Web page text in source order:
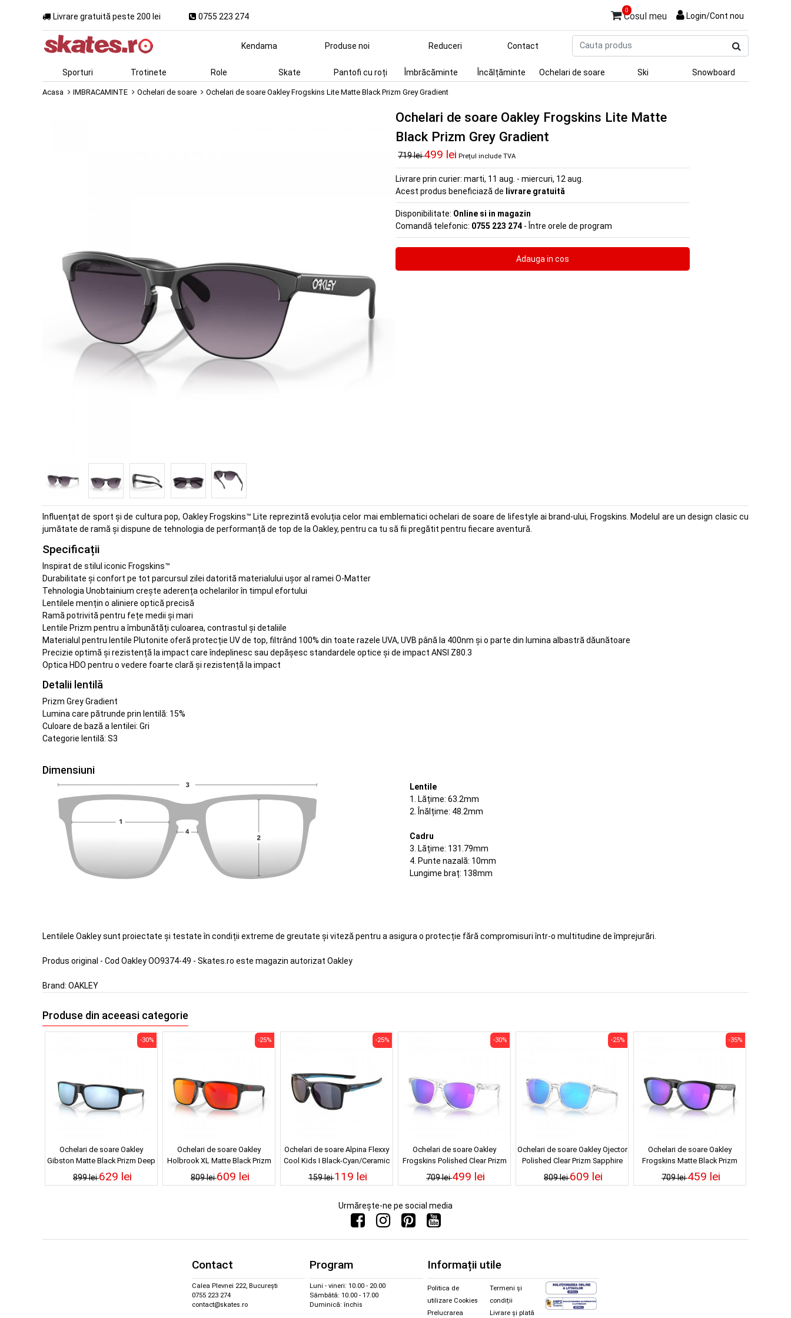
Livrare gratuită peste 200 lei 0755 223 274
0
Cosul meu Login/Cont nou
produs
Kendama Produse noi Reduceri Contact
Sporturi Trotinete Role Skate Pantofi cu roți Îmbrăcăminte Încălțăminte Ochelari de soare Ski Snowboard
Acasa IMBRACAMINTE Ochelari de soare Ochelari de soare Oakley Frogskins Lite Matte Black Prizm Grey Gradient
Ochelari de soare Oakley Frogskins Lite Matte
Black Prizm Grey Gradient
719 lei499 lei Prețul include TVA
Livrare prin curier: marti, 11 aug. - miercuri, 12 aug.
Acest produs beneficiază de livrare gratuită
Disponibilitate: Online si in magazin
Comandă telefonic: 0755 223 274 - Între orele de program
Influențat de sport și de cultura pop, Oakley Frogskins™ Lite reprezintă evoluția celor mai emblematici ochelari de soare de lifestyle ai brand-ului, Frogskins. Modelul are un design clasic cu
jumătate de ramă și dispune de tehnologia de performanță de top de la Oakley, pentru ca tu să fii pregătit pentru fiecare aventură.
Specificații
Inspirat de stilul iconic Frogskins™
Durabilitate și confort pe tot parcursul zilei datorită materialului ușor al ramei O-Matter
Tehnologia Unobtainium crește aderența ochelarilor în timpul efortului
Lentilele mențin o aliniere optică precisă
Ramă potrivită pentru fețe medii și mari
Lentile Prizm pentru a îmbunătăți culoarea, contrastul și detaliile
Materialul pentru lentile Plutonite oferă protecție UV de top, filtrând 100% din toate razele UVA, UVB până la 400nm și o parte din lumina albastră dăunătoare
Precizie optimă și rezistență la impact care îndeplinesc sau depășesc standardele optice și de impact ANSI Z80.3
Optica HDO pentru o vedere foarte clară și rezistență la impact
Detalii lentilă
Prizm Grey Gradient
Lumina care pătrunde prin lentilă: 15%
Culoare de bază a lentilei: Gri
Categorie lentilă: S3
Dimensiuni
Lentile
1. Lățime: 63.2mm
2. Înălțime: 48.2mm
Cadru
3. Lățime: 131.79mm
4. Punte nazală: 10mm
Lungime braț: 138mm
Lentilele Oakley sunt proiectate și testate în condiții extreme de greutate și viteză pentru a asigura o protecție fără compromisuri într-o multitudine de împrejurări.
Produs original - Cod Oakley OO9374-49 - Skates.ro este magazin autorizat Oakley
Brand: OAKLEY
Produse din aceeasi categorie
Ochelari de soare Oakley
Gibston Matte Black Prizm Deep
Water Polarized
899 lei
-30%
629 lei
Ochelari de soare Oakley
Holbrook XL Matte Black Prizm
Ruby
809 lei
-25%
609 lei
Ochelari de soare Alpina Flexxy
Cool Kids I Black-Cyan/Ceramic
Mirror Blue
159 lei
-25%
119 lei
Ochelari de soare Oakley
Frogskins Polished Clear Prizm
Violet
709 lei
-30%
499 lei
Ochelari de soare Oakley Ojector
Polished Clear Prizm Sapphire
809 lei
-25%
609 lei
Ochelari de soare Oakley
Frogskins Matte Black Prizm
Violet
709 lei
-35%
459 lei
Urmărește-ne pe social media
Contact
Calea Plevnei 222, București
0755 223 274
contact@skates.ro
Program
Luni - vineri: 10.00 - 20.00
Sâmbătă: 10.00 - 17.00
Duminică: închis
Informații utile
Politica de
utilizare Cookies
Prelucrarea
Termeni și
condiții
Livrare și plată